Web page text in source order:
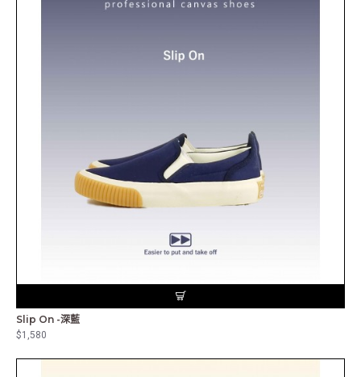
Slip On -深藍
$1,580